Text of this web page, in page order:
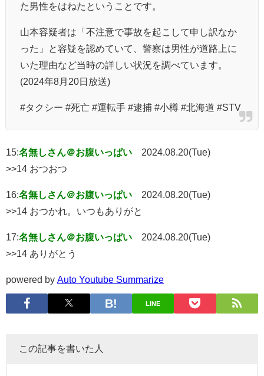
た男性をはねたということです。
山本容疑者は「不注意で事故を起こして申し訳なか
った」と容疑を認めていて、警察は男性が道路上に
いた理由など当時の詳しい状況を調べています。
(2024年8月20日放送)
#タクシー #死亡 #運転手 #逮捕 #小樽 #北海道 #STV
15:名無しさん＠お腹いっぱい
2024.08.20(Tue)
>>14 おつおつ
16:名無しさん＠お腹いっぱい
2024.08.20(Tue)
>>14 おつかれ。いつもありがと
17:名無しさん＠お腹いっぱい
2024.08.20(Tue)
>>14 ありがとう
powered by Auto Youtube Summarize
LINE
この記事を書いた人